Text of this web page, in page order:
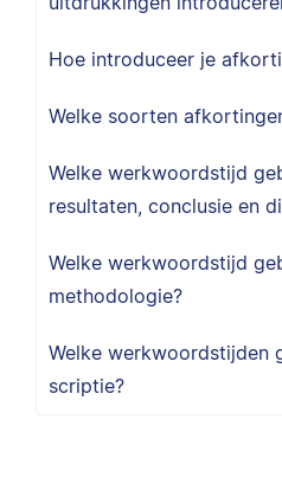
Hoe introduceer je
Welke soorten
Welke werkwoordstijd
resultaten, conclusie en
Welke werkwoordstijd
methodologie?
Welke werkwoordstijden
scriptie?